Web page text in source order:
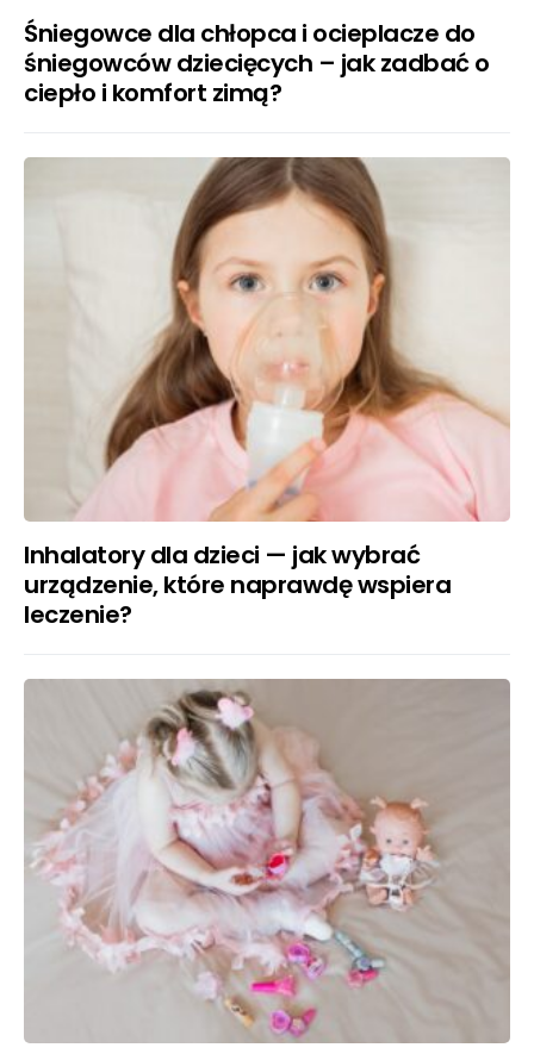
Śniegowce dla chłopca i ocieplacze do
śniegowców dziecięcych – jak zadbać o
ciepło i komfort zimą?
Inhalatory dla dzieci — jak wybrać
urządzenie, które naprawdę wspiera
leczenie?